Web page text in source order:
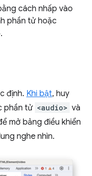
cách nhấp vào
phần tử hoặc
định. Khi bật, huy
phần tử <audio> và
mở bảng điều khiển
nghe nhìn.